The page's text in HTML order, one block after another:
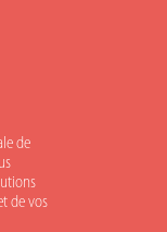
de
de vos